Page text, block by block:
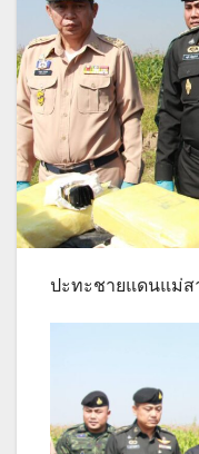
ปะทะชายแดนแม่ส